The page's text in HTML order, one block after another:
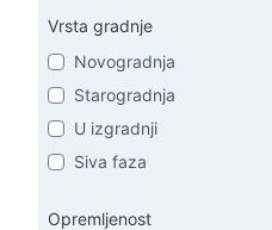
Vrsta gradnje
Novogradnja
Starogradnja
U izgradnji
Siva faza
Opremljenost